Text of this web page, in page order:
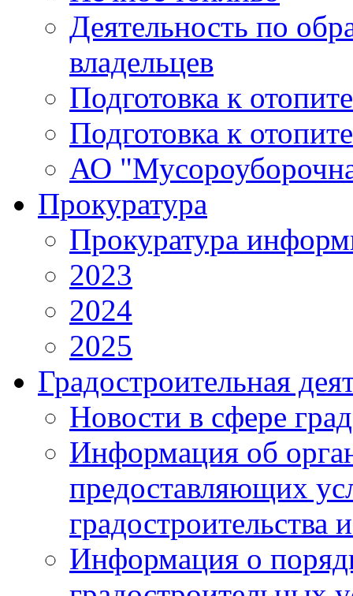
Деятельность по
владельцев
Подготовка к
Подготовка к
АО
Прокуратура
Прокуратура
2023
2024
2025
Градостроительная
Новости в сфере
Информация об
предоставляющих
градостроительства
Информация о